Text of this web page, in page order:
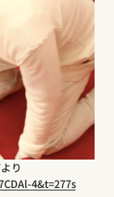
り
4&t=277s